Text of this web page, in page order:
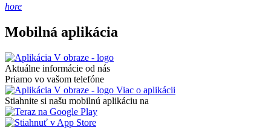
hore
Mobilná aplikácia
Aktuálne informácie od nás
Priamo vo vašom telefóne
Viac o aplikácii
Stiahnite si našu mobilnú aplikáciu na